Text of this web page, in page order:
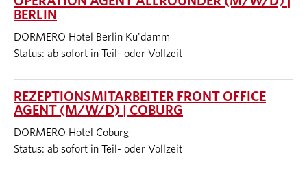
BERLIN
DORMERO Hotel Berlin Ku'damm
Status: ab sofort in Teil- oder Vollzeit
REZEPTIONSMITARBEITER FRONT OFFICE
AGENT (M/W/D) | COBURG
DORMERO Hotel Coburg
Status: ab sofort in Teil- oder Vollzeit